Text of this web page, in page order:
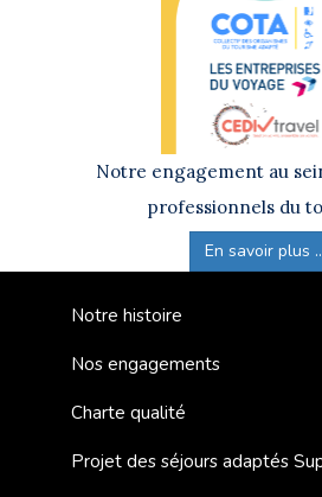
Notre engagement au
professionnels du
En savoir plus
Notre histoire
Nos engagements
Charte qualité
Projet des séjours adaptés